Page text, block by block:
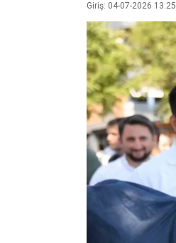
Giriş: 04-07-2026 13:25